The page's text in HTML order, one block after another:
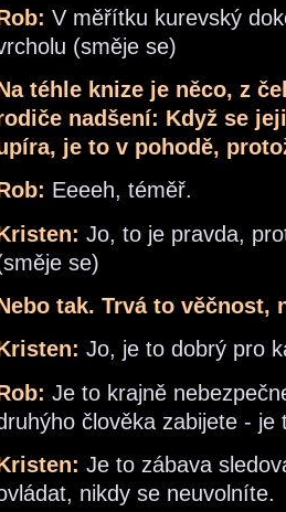
V měřítku kurevský
(směje se)
téhle knize je něco, z
nadšení: Když se
je to v pohodě,
Eeeeh, téměř.
Jo, to je pravda,
se)
tak. Trvá to věčnost,
Jo, je to dobrý pro
Je to krajně
člověka zabijete -
Je to zábava
nikdy se neuvolníte.